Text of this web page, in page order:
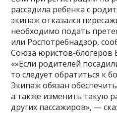
рассадила ребенка с
экипаж отказался
необходимо подать
или Роспотребнадзор,
Союза юристов-блогеров
«»Если родителей
то следует обратиться к
Экипаж обязан
а также изменить такую
других пассажиров», —